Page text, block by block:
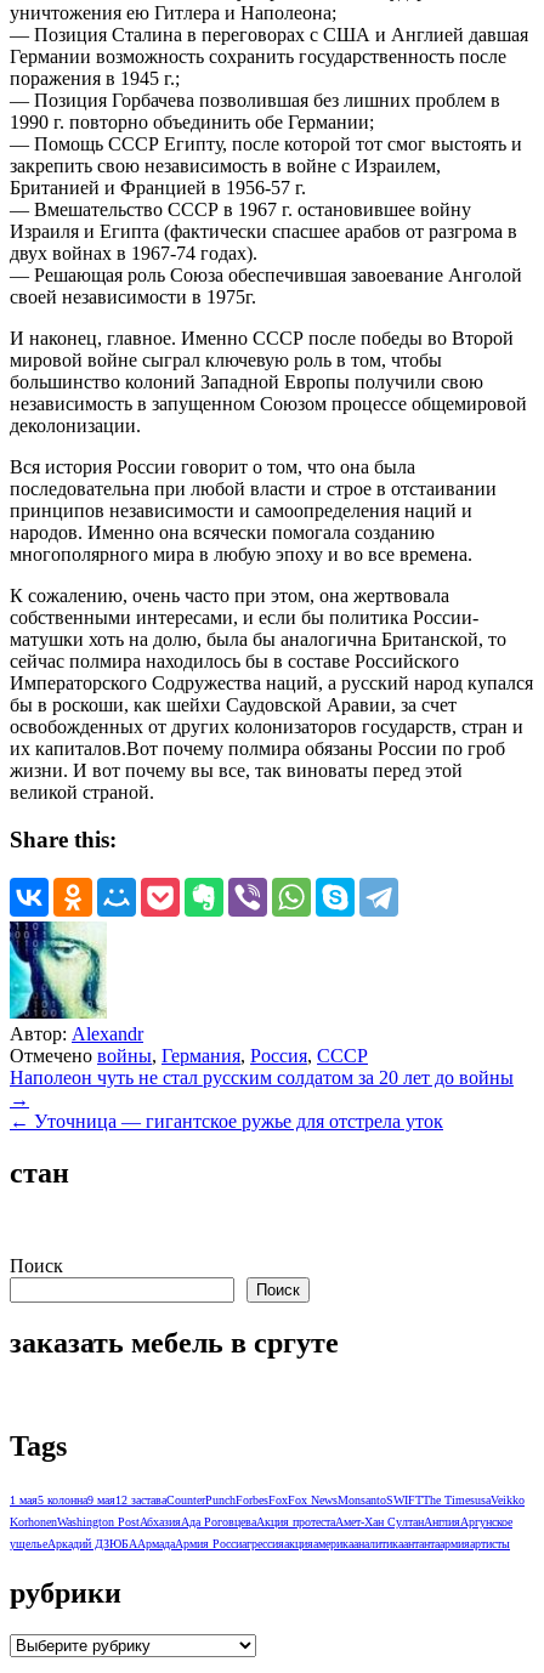
уничтожения ею Гитлера и Наполеона;
— Позиция Сталина в переговорах с США и Англией давшая
Германии возможность сохранить государственность после
поражения в 1945 г.;
— Позиция Горбачева позволившая без лишних проблем в
1990 г. повторно объединить обе Германии;
— Помощь СССР Египту, после которой тот смог выстоять и
закрепить свою независимость в войне с Израилем,
Британией и Францией в 1956-57 г.
— Вмешательство СССР в 1967 г. остановившее войну
Израиля и Египта (фактически спасшее арабов от разгрома в
двух войнах в 1967-74 годах).
— Решающая роль Союза обеспечившая завоевание Анголой
своей независимости в 1975г.
И наконец, главное. Именно СССР после победы во Второй
мировой войне сыграл ключевую роль в том, чтобы
большинство колоний Западной Европы получили свою
независимость в запущенном Союзом процессе общемировой
деколонизации.
Вся история России говорит о том, что она была
последовательна при любой власти и строе в отстаивании
принципов независимости и самоопределения наций и
народов. Именно она всячески помогала созданию
многополярного мира в любую эпоху и во все времена.
К сожалению, очень часто при этом, она жертвовала
собственными интересами, и если бы политика России-
матушки хоть на долю, была бы аналогична Британской, то
сейчас полмира находилось бы в составе Российского
Императорского Содружества наций, а русский народ купался
бы в роскоши, как шейхи Саудовской Аравии, за счет
освобожденных от других колонизаторов государств, стран и
их капиталов.Вот почему полмира обязаны России по гроб
жизни. И вот почему вы все, так виноваты перед этой
великой страной.
Share this:
Автор: Alexandr
Отмечено войны, Германия, Россия, СССР
Навигация
по
Наполеон чуть не стал русским солдатом за 20 лет до войны
→
← Уточница — гигантское ружье для отстрела уток
стан
Поиск
Поиск
заказать мебель в сргуте
Tags
1 мая5 колонна9 мая12 заставаCounterPunchForbesFoxFox NewsMonsantoSWIFTThe TimesusaVeikko
KorhonenWashington PostАбхазияАда РоговцеваАкция протестаАмет-Хан СултанАнглияАргунское
ущельеАркадий ДЗЮБААрмадаАрмия Россиагрессияакцияамерикааналитикаантантаармияартисты
рубрики
рубрики